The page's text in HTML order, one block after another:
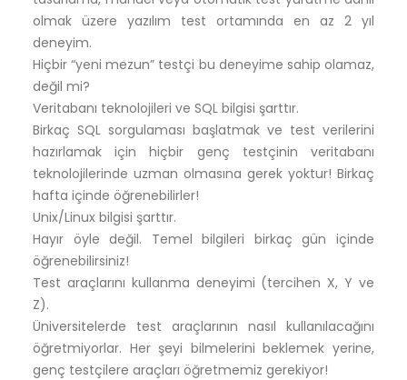
olmak üzere yazılım test ortamında en az 2 yıl
deneyim.
Hiçbir “yeni mezun” testçi bu deneyime sahip olamaz,
değil mi?
Veritabanı teknolojileri ve SQL bilgisi şarttır.
Birkaç SQL sorgulaması başlatmak ve test verilerini
hazırlamak için hiçbir genç testçinin veritabanı
teknolojilerinde uzman olmasına gerek yoktur! Birkaç
hafta içinde öğrenebilirler!
Unix/Linux bilgisi şarttır.
Hayır öyle değil. Temel bilgileri birkaç gün içinde
öğrenebilirsiniz!
Test araçlarını kullanma deneyimi (tercihen X, Y ve
Z).
Üniversitelerde test araçlarının nasıl kullanılacağını
öğretmiyorlar. Her şeyi bilmelerini beklemek yerine,
genç testçilere araçları öğretmemiz gerekiyor!